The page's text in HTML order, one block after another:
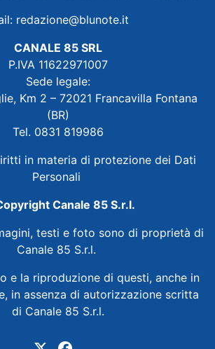
redazione@blunote.it
CANALE 85 SRL
P.IVA 11622971007
Sede legale:
Km 2 – 72021 Francavilla Fontana
(BR)
Tel. 0831 819986
in materia di protezione dei Dati
Personali
Canale 85 S.r.l.
testi e foto sono di proprietà di
Canale 85 S.r.l.
e la riproduzione di questi, anche in
in assenza di autorizzazione scritta
di Canale 85 S.r.l.